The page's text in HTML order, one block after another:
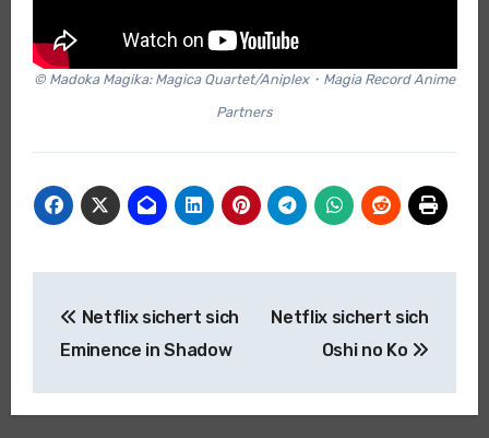
© Madoka Magika: Magica Quartet/Aniplex・Magia Record Anime
Partners
Netflix sichert sich
Eminence in Shadow
Netflix sichert sich
Oshi no Ko